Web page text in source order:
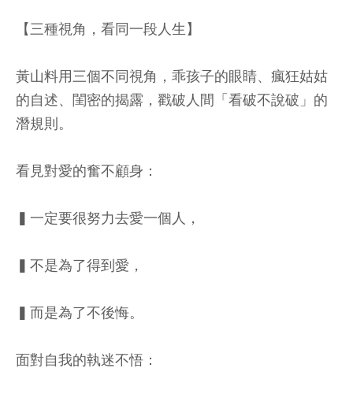
【三種視角，看同一段人生】
黃山料用三個不同視角，乖孩子的眼睛、瘋狂姑姑
的自述、閨密的揭露，戳破人間「看破不說破」的
潛規則。
看見對愛的奮不顧身：
▍一定要很努力去愛一個人，
▍不是為了得到愛，
▍而是為了不後悔。
面對自我的執迷不悟：